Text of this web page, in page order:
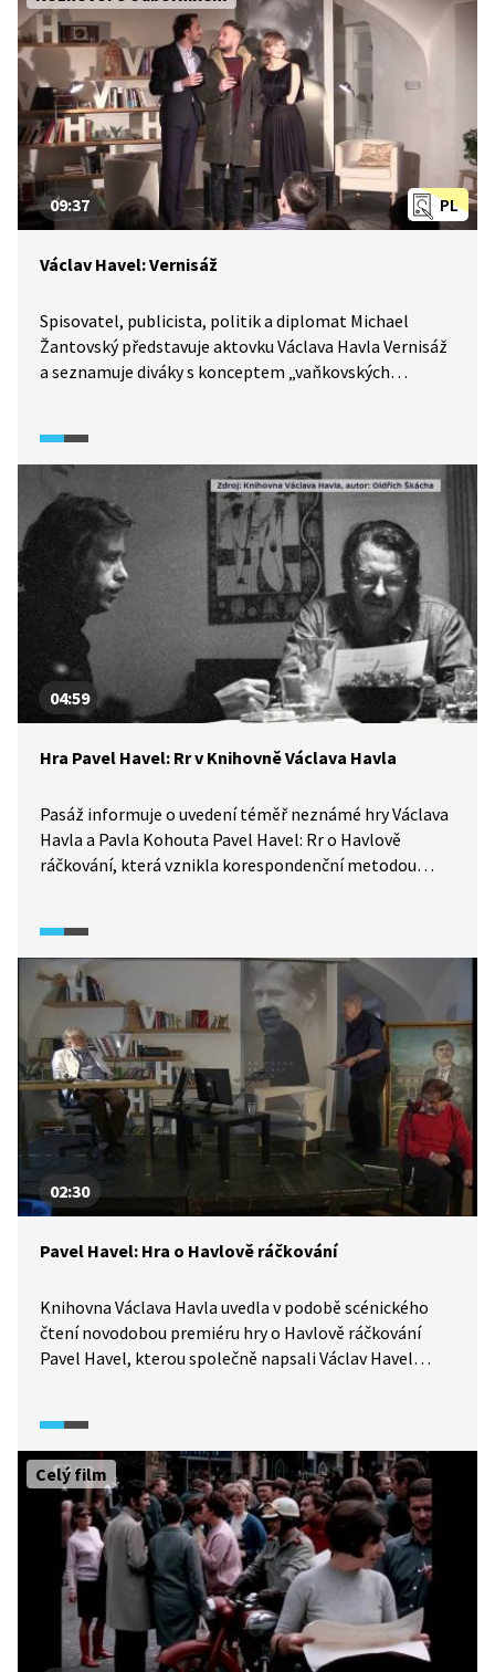
PL
09:37
Václav Havel: Vernisáž
Spisovatel, publicista, politik a diplomat Michael
Žantovský představuje aktovku Václava Havla Vernisáž
a seznamuje diváky s konceptem „vaňkovských
Havla.
04:59
Hra Pavel Havel: Rr v Knihovně Václava Havla
Pasáž informuje o uvedení téměř neznámé hry Václava
Havla a Pavla Kohouta Pavel Havel: Rr o Havlově
ráčkování, která vznikla korespondenční metodou
premiéry se zhostila Knihovna Václava Havla
pod vedením Michaela Žantovského. Režisér popisuje,
proč se hra dostává do centra pozornosti až nyní. V roli
lékaře foniatra vystřídal Václava Havla jeho bratr Ivan
M. Havel, který má stejnou logopedickou vadu. O hru
byl obrovský zájem mezi diváky.
02:30
Pavel Havel: Hra o Havlově ráčkování
Knihovna Václava Havla uvedla v podobě scénického
čtení novodobou premiéru hry o Havlově ráčkování
Pavel Havel, kterou společně napsali Václav Havel
spisovatelů na Hrádečku u Václava Havla v roce 1974.
V novodobé premiéře vystupuje bratr Václava Havla
Ivan M. Havel, spisovatel a spoluautor Pavel Kohout
a ředitel Knihovny Václava Havla Michael Žantovský. Ti
vzpomínají na to, jak "korespondenční hra" již
zakázaných autorů vznikala.
Celý film